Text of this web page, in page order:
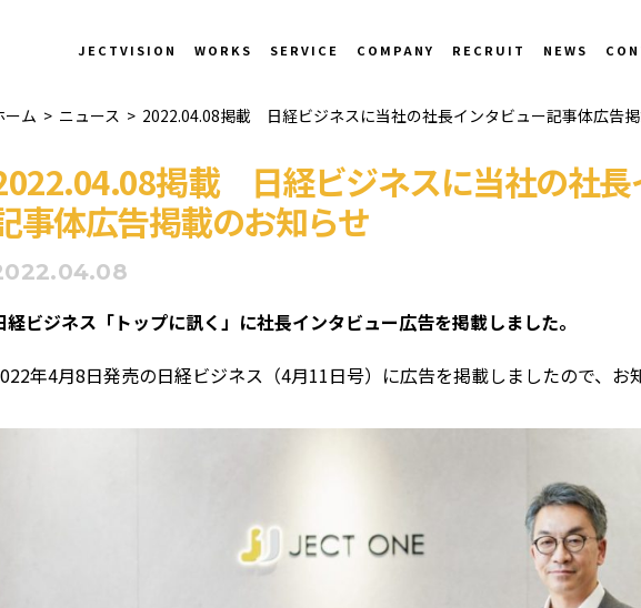
JECTVISION WORKS SERVICE COMPANY RECRUIT NEWS
ーム > ニュース > 2022.04.08掲載 日経ビジネスに当社の社長インタビュー記事体広告
掲載 日経ビジネスに当社の社長
事体広告掲載のお知らせ
経ビジネス「トップに訊く」に社長インタビュー広告を掲載しました。
年4月8日発売の日経ビジネス（4月11日号）に広告を掲載しましたので、お